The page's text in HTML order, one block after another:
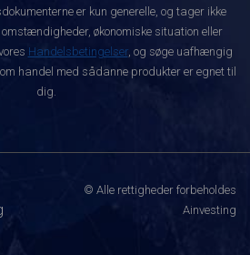
er kun generelle, og tager ikke
økonomiske situation eller
Handelsbetingelser, og søge uafhængig
handel med sådanne produkter er egnet til
dig.
© Alle rettigheder forbeholdes
Ainvesting